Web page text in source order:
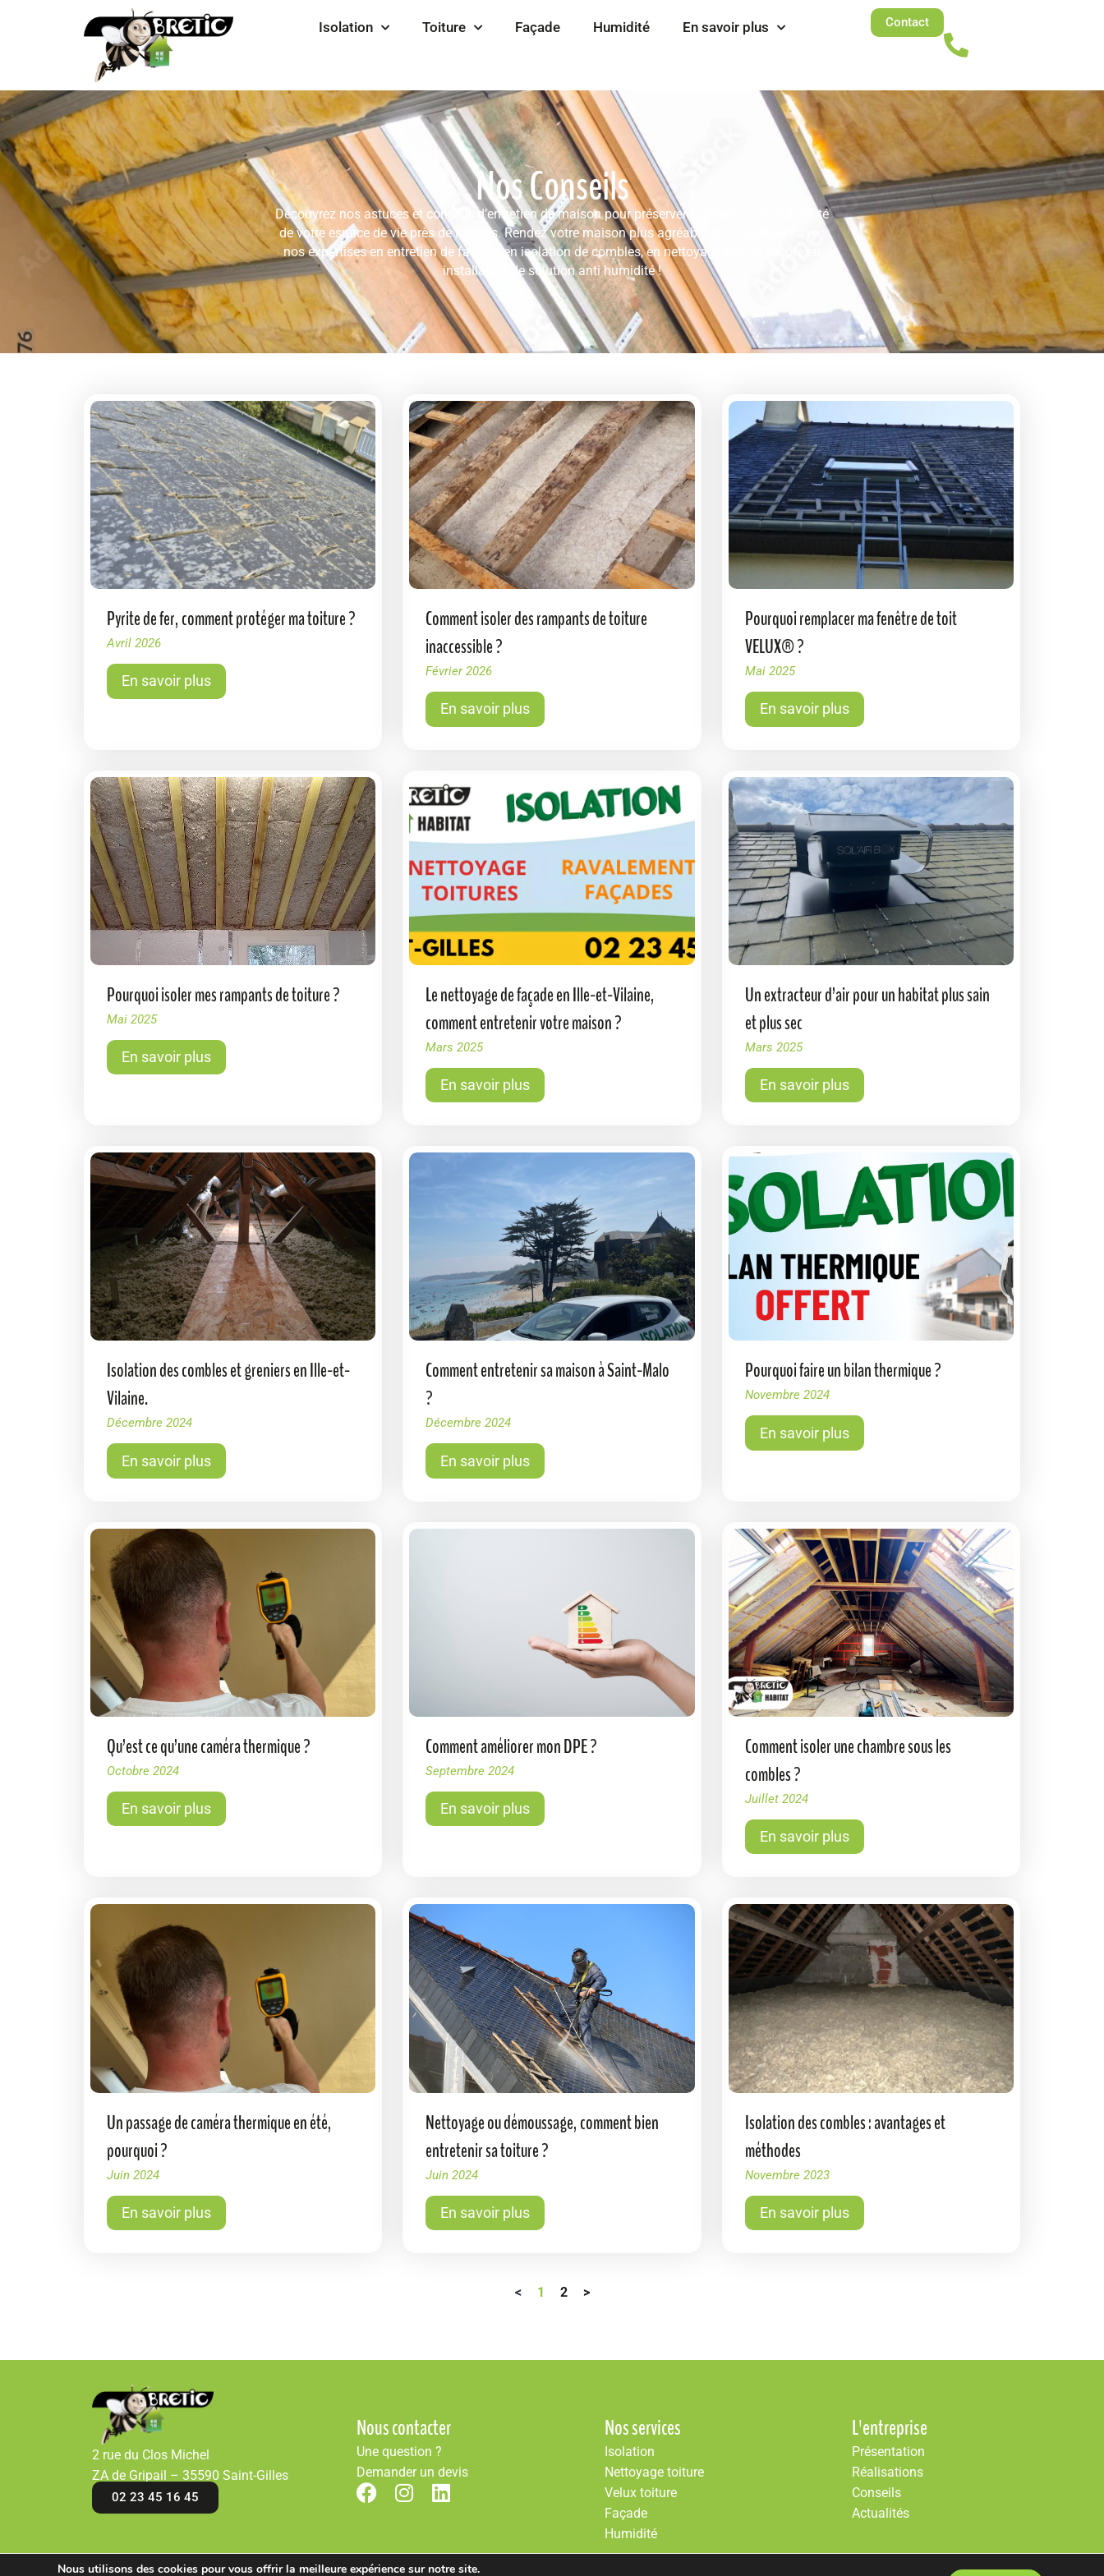
Isolation Toiture Façade Humidité En savoir plus Contact
Nos Conseils
Découvrez nos astuces et conseils d’entretien de maison pour préserver la beauté et la durabilité
de votre espace de vie près de Rennes. Rendez votre maison plus agréable et accueillante avec
nos expertises en entretien de façade, en isolation de combles, en nettoyage toit ou encore en
installation de solution anti humidité !
Pyrite de fer, comment protéger ma toiture ?
Avril 2026
En savoir plus
Comment isoler des rampants de toiture
inaccessible ?
Février 2026
En savoir plus
Pourquoi remplacer ma fenêtre de toit
VELUX® ?
Mai 2025
En savoir plus
Pourquoi isoler mes rampants de toiture ?
Mai 2025
En savoir plus
Le nettoyage de façade en Ille-et-Vilaine,
comment entretenir votre maison ?
Mars 2025
En savoir plus
Un extracteur d’air pour un habitat plus sain
et plus sec
Mars 2025
En savoir plus
Isolation des combles et greniers en Ille-et-
Vilaine.
Décembre 2024
En savoir plus
Comment entretenir sa maison à Saint-Malo
?
Décembre 2024
En savoir plus
Pourquoi faire un bilan thermique ?
Novembre 2024
En savoir plus
Qu’est ce qu’une caméra thermique ?
Octobre 2024
En savoir plus
Comment améliorer mon DPE ?
Septembre 2024
En savoir plus
Comment isoler une chambre sous les
combles ?
Juillet 2024
En savoir plus
Un passage de caméra thermique en été,
pourquoi ?
Juin 2024
En savoir plus
Nettoyage ou démoussage, comment bien
entretenir sa toiture ?
Juin 2024
En savoir plus
Isolation des combles : avantages et
méthodes
Novembre 2023
En savoir plus
< 1 2 >
2 rue du Clos Michel
ZA de Gripail – 35590 Saint-Gilles
02 23 45 16 45
Nous contacter
Une question ?
Demander un devis
Nos services
Isolation
Nettoyage toiture
Velux toiture
Façade
Humidité
L'entreprise
Présentation
Réalisations
Conseils
Actualités
Nous utilisons des cookies pour vous offrir la meilleure expérience sur notre site.